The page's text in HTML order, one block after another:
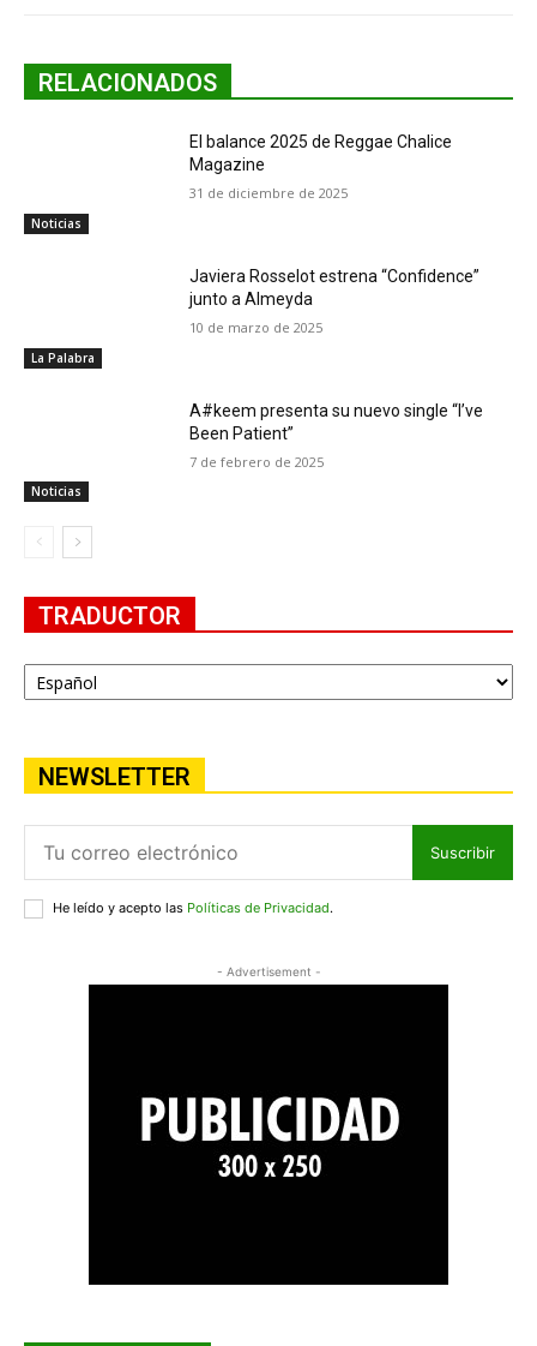
RELACIONADOS
Noticias
El balance 2025 de Reggae Chalice
Magazine
31 de diciembre de 2025
La Palabra
Javiera Rosselot estrena “Confidence”
junto a Almeyda
10 de marzo de 2025
Noticias
A#keem presenta su nuevo single “​​I’ve
Been Patient”
7 de febrero de 2025
TRADUCTOR
NEWSLETTER
Suscribir
He leído y acepto las Políticas de Privacidad.
- Advertisement -